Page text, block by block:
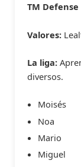
TM
Valores:
La liga:
diversos.
Moisés
Noa
Mario
Miguel